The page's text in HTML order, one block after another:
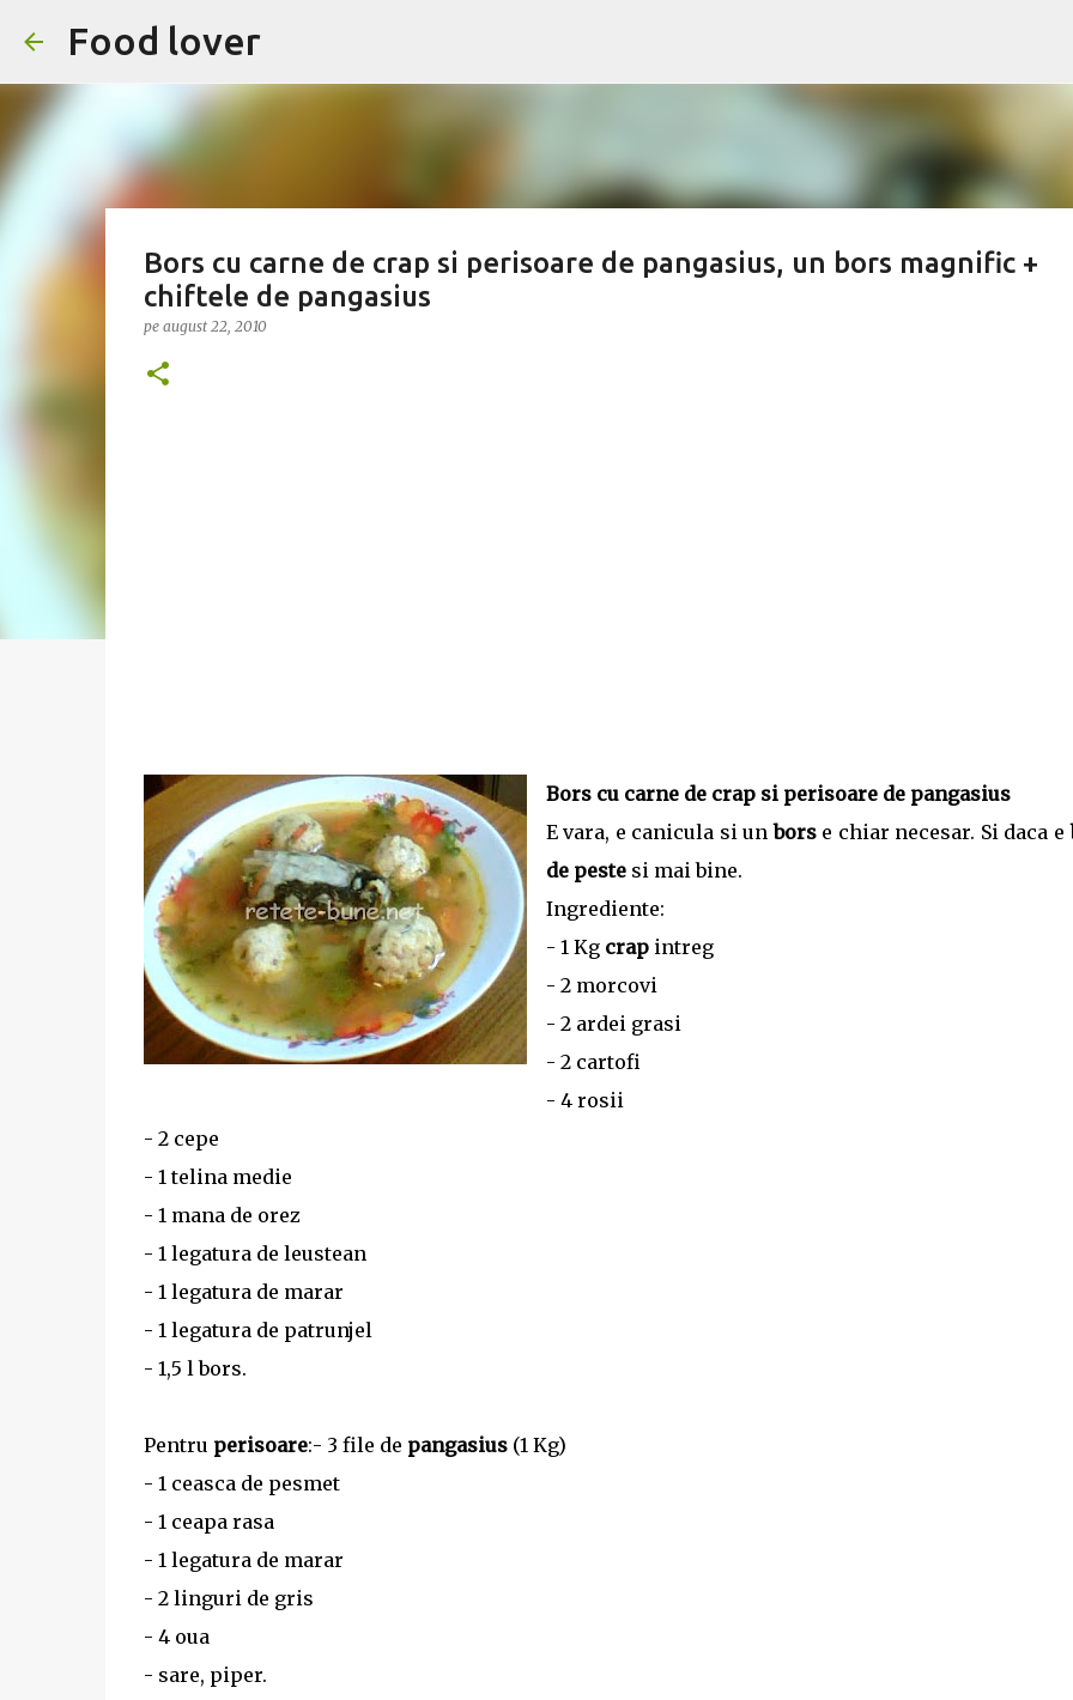
Food lover
Bors cu carne de crap si perisoare de pangasius, un bors magnific +
chiftele de pangasius
pe august 22, 2010
Bors cu carne de crap si perisoare de pangasius
E vara, e canicula si un borse chiar necesar. Si daca e
de pestesi mai bine.
Ingrediente:
- 1 Kg crapintreg
- 2 morcovi
- 2 ardei grasi
- 2 cartofi
- 4 rosii
- 2 cepe
- 1 telina medie
- 1 mana de orez
- 1 legatura de leustean
- 1 legatura de marar
- 1 legatura de patrunjel
- 1,5 l bors.
Pentru perisoare:- 3 file de pangasius(1 Kg)
- 1 ceasca de pesmet
- 1 ceapa rasa
- 1 legatura de marar
- 2 linguri de gris
- 4 oua
- sare, piper.